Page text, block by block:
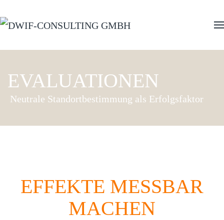
Zum Hauptinhalt springen
EVALUATIONEN
Neutrale Standortbestimmung als Erfolgsfaktor
EFFEKTE MESSBAR
MACHEN